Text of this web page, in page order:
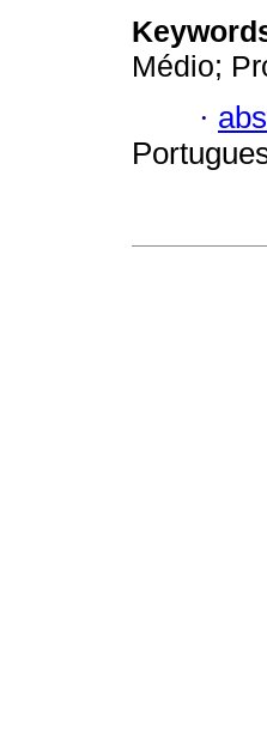
Médio;
·